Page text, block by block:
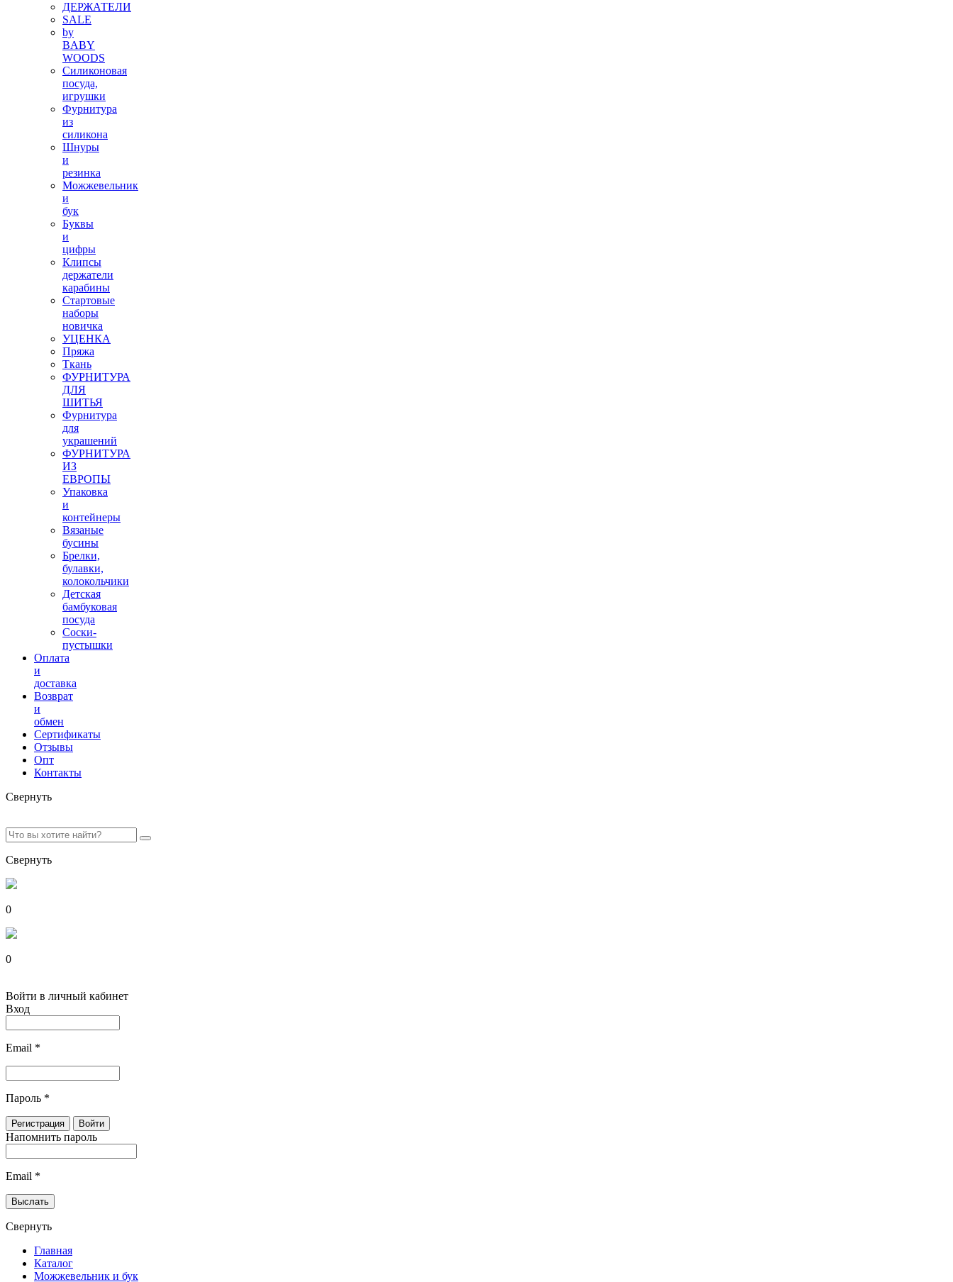
ДЕРЖАТЕЛИ
SALE
by
BABY
WOODS
Силиконовая
посуда,
игрушки
Фурнитура
из
силикона
Шнуры
и
резинка
Можжевельник
и
бук
Буквы
и
цифры
Клипсы
держатели
карабины
Стартовые
наборы
новичка
УЦЕНКА
Пряжа
Ткань
ФУРНИТУРА
ДЛЯ
ШИТЬЯ
Фурнитура
для
украшений
ФУРНИТУРА
ИЗ
ЕВРОПЫ
Упаковка
и
контейнеры
Вязаные
бусины
Брелки,
булавки,
колокольчики
Детская
бамбуковая
посуда
Соски-
пустышки
Оплата
и
доставка
Возврат
и
обмен
Сертификаты
Отзывы
Опт
Контакты
Свернуть
Свернуть
0
0
Войти в личный кабинет
Вход
Email *
Пароль *
Напомнить пароль
Email *
Свернуть
Главная
Каталог
Можжевельник и бук